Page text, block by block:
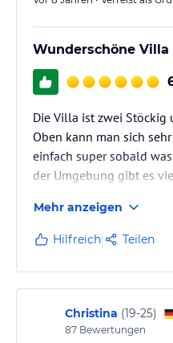
Wunderschöne
Die Villa ist zwei Stöckig
Oben kann man sich
einfach super sobald
der Umgebung gibt es
spannendes. Man wird
abgeholt. Einfach nur
zu empfehlen! Ich
wieder.
Mehr anzeigen
Hilfreich Teilen
Christina (19-25)
87 Bewertungen